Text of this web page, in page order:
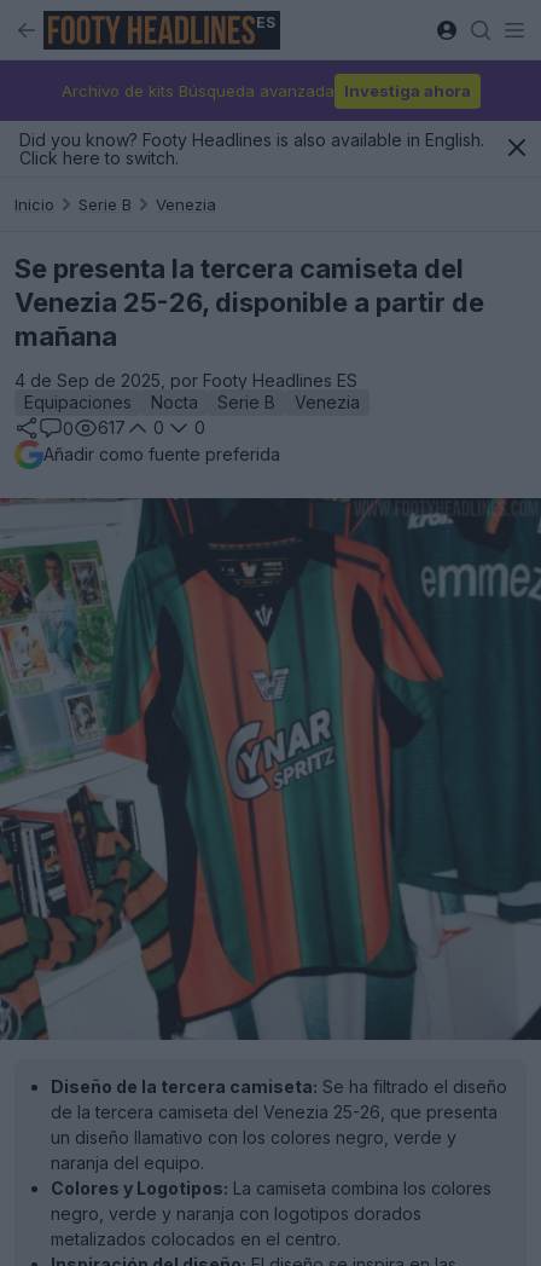
ES
Archivo de kits Búsqueda avanzada Investiga ahora
Did you know? Footy Headlines is also available in English.
Click here to switch.
Inicio Serie B Venezia
Se presenta la tercera camiseta del
Venezia 25-26, disponible a partir de
mañana
4 de Sep de 2025, por Footy Headlines ES
Equipaciones
Nocta Serie B
Venezia
0
617 0
0
Añadir como fuente preferida
Diseño de la tercera camiseta: Se ha filtrado el diseño
de la tercera camiseta del Venezia 25-26, que presenta
un diseño llamativo con los colores negro, verde y
naranja del equipo.
Colores y Logotipos: La camiseta combina los colores
negro, verde y naranja con logotipos dorados
metalizados colocados en el centro.